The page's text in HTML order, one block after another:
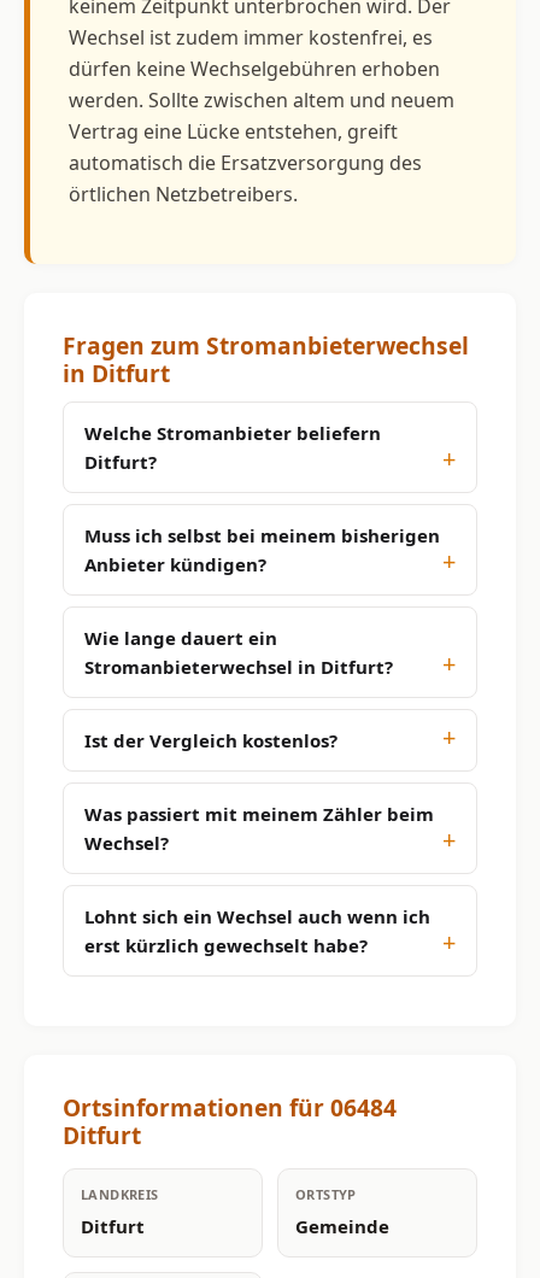
keinem Zeitpunkt unterbrochen wird. Der
Wechsel ist zudem immer kostenfrei, es
dürfen keine Wechselgebühren erhoben
werden. Sollte zwischen altem und neuem
Vertrag eine Lücke entstehen, greift
automatisch die Ersatzversorgung des
örtlichen Netzbetreibers.
Fragen zum Stromanbieterwechsel
in Ditfurt
Welche Stromanbieter beliefern
Ditfurt?
Muss ich selbst bei meinem bisherigen
Anbieter kündigen?
Wie lange dauert ein
Stromanbieterwechsel in Ditfurt?
Ist der Vergleich kostenlos?
Was passiert mit meinem Zähler beim
Wechsel?
Lohnt sich ein Wechsel auch wenn ich
erst kürzlich gewechselt habe?
Ortsinformationen für 06484
Ditfurt
LANDKREIS
Ditfurt
ORTSTYP
Gemeinde